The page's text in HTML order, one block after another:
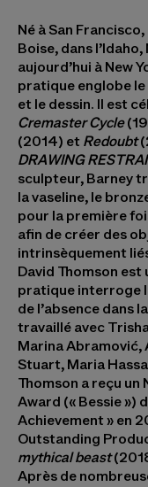
Né à San
Boise, dans l’Idaho,
aujourd’hui à New
pratique englobe
et le dessin. Il est
Cremaster Cycle
(2014) et Redoubt
DRAWING
sculpteur, Barney
la vaseline, le
pour la première
afin de créer des
intrinsèquement
David Thomson est
pratique interroge
de l’absence dans
travaillé avec
Marina Abramović,
Stuart, Maria
Thomson a reçu un
Award (« Bessie »)
Achievement » en
Outstanding
mythical beast
Après de